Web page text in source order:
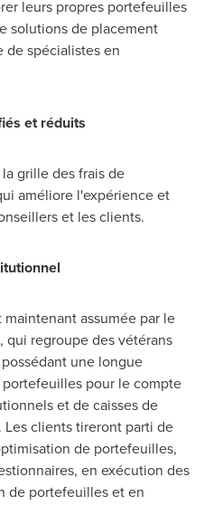
leurs propres portefeuilles
solutions de placement
de spécialistes en
et réduits
grille des frais de
améliore l'expérience et
et les clients.
assumée par le
regroupe des vétérans
une longue
pour le compte
et de caisses de
clients tireront parti de
de portefeuilles,
en exécution des
de portefeuilles et en